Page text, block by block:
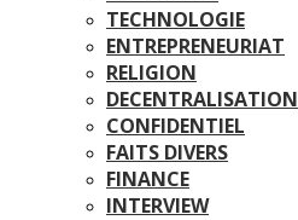
TECHNOLOGIE
ENTREPRENEURIAT
RELIGION
DECENTRALISATION
CONFIDENTIEL
FAITS DIVERS
FINANCE
INTERVIEW